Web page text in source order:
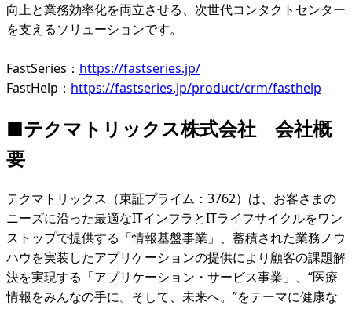
向上と業務効率化を両立させる、次世代コンタクトセンター
を支えるソリューションです。
FastSeries： https://fastseries.jp/
FastHelp： https://fastseries.jp/product/crm/fasthelp
■テクマトリックス株式会社 会社概
要
テクマトリックス（東証プライム：3762）は、お客さまの
ニーズに沿った最適なITインフラとITライフサイクルをワン
ストップで提供する「情報基盤事業」、蓄積された業務ノウ
ハウを実装したアプリケーションの提供により顧客の課題解
決を実現する「アプリケーション・サービス事業」、“医療
情報をみんなの手に。そして、未来へ。”をテーマに健康な